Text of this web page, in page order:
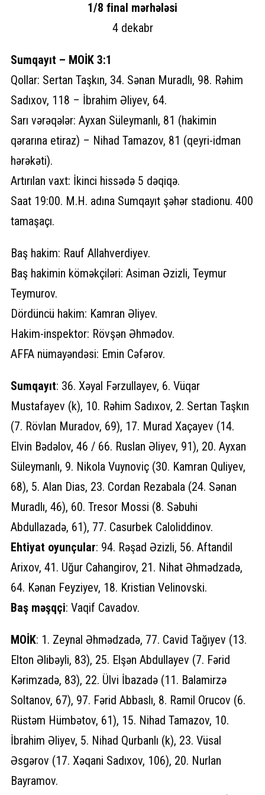
1/8 final mərhələsi
4 dekabr
Sumqayıt – MOİK 3:1
Qollar: Sertan Taşkın, 34. Sənan Muradlı, 98. Rəhim
Sadıxov, 118 – İbrahim Əliyev, 64.
Sarı vərəqələr: Ayxan Süleymanlı, 81 (hakimin
qərarına etiraz) – Nihad Tamazov, 81 (qeyri-idman
hərəkəti).
Artırılan vaxt: İkinci hissədə 5 dəqiqə.
Saat 19:00. M.H. adına Sumqayıt şəhər stadionu. 400
tamaşaçı.
Baş hakim: Rauf Allahverdiyev.
Baş hakimin köməkçiləri: Asiman Əzizli, Teymur
Teymurov.
Dördüncü hakim: Kamran Əliyev.
Hakim-inspektor: Rövşən Əhmədov.
AFFA nümayəndəsi: Emin Cəfərov.
Sumqayıt: 36. Xəyal Fərzullayev, 6. Vüqar
Mustafayev (k), 10. Rəhim Sadıxov, 2. Sertan Taşkın
(7. Rövlan Muradov, 69), 17. Murad Xaçayev (14.
Elvin Bədəlov, 46 / 66. Ruslan Əliyev, 91), 20. Ayxan
Süleymanlı, 9. Nikola Vuynoviç (30. Kamran Quliyev,
68), 5. Alan Dias, 23. Cordan Rezabala (24. Sənan
Muradlı, 46), 60. Tresor Mossi (8. Səbuhi
Abdullazadə, 61), 77. Casurbek Caloliddinov.
Ehtiyat oyunçular: 94. Rəşad Əzizli, 56. Aftandil
Arixov, 41. Uğur Cahangirov, 21. Nihat Əhmədzadə,
64. Kənan Feyziyev, 18. Kristian Velinovski.
Baş məşqçi: Vaqif Cavadov.
MOİK: 1. Zeynal Əhmədzadə, 77. Cavid Tağıyev (13.
Elton Əlibəyli, 83), 25. Elşən Abdullayev (7. Fərid
Kərimzadə, 83), 22. Ülvi İbazadə (11. Balamirzə
Soltanov, 67), 97. Fərid Abbaslı, 8. Ramil Orucov (6.
Rüstəm Hümbətov, 61), 15. Nihad Tamazov, 10.
İbrahim Əliyev, 5. Nihad Qurbanlı (k), 23. Vüsal
Əsgərov (17. Xəqani Sadıxov, 106), 20. Nurlan
Bayramov.